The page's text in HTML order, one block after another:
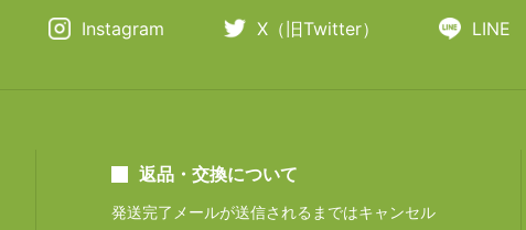
Instagram X（旧Twitter） LINE
返品・交換について
発送完了メールが送信されるまではキャンセル